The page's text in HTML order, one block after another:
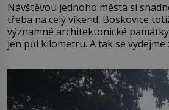
Návštěvou jednoho města si
třeba na celý víkend. Boskovice
významné architektonické
jen půl kilometru. A tak se vydejme
Boskovice na okraji Drahanské
ve13. století, a už v roce 1313